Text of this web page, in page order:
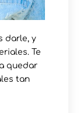
darle, y
Te
quedar
tan